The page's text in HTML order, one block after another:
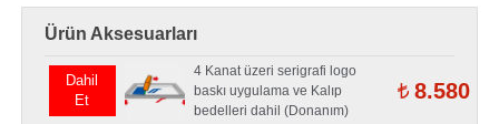
Ürün Aksesuarları
Dahil
Et
4 Kanat üzeri serigrafi logo
baskı uygulama ve Kalıp
bedelleri dahil (Donanım)
8.580